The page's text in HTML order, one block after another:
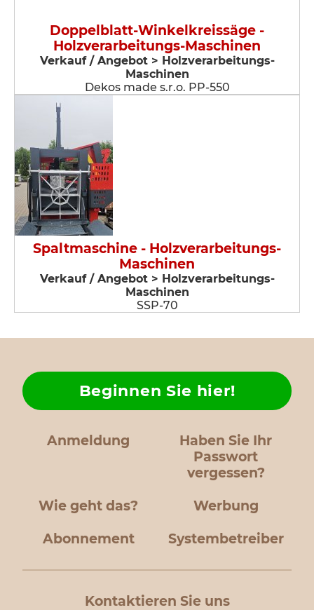
Doppelblatt-Winkelkreissäge -
Holzverarbeitungs-Maschinen
Verkauf / Angebot > Holzverarbeitungs-
Maschinen
Dekos made s.r.o. PP-550
Spaltmaschine - Holzverarbeitungs-
Maschinen
Verkauf / Angebot > Holzverarbeitungs-
Maschinen
SSP-70
Anmeldung
Haben Sie Ihr
Passwort
vergessen?
Wie geht das?
Beginnen Sie hier!
Werbung
Abonnement Systembetreiber
Kontaktieren Sie uns